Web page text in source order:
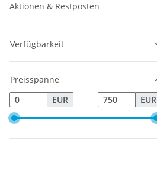
Aktionen & Restposten
Verfügbarkeit
Preisspanne
EUR
EUR